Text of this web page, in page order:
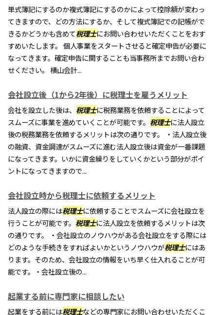
単式簿記にするのか複式簿記にするのかによって控除額が変わっ
てきますので、どの方法にするか、そして複式簿記での記帳がで
きるかどうかも含めて税理士にお問い合わせいただくことをおす
すめいたします。 個人事業をスタートさせると確定申告が必要に
なってきます。確定申告に関することも当事務所までお問い合わ
せください。 横山会計...
会社設立後（1から2年後）に税理士を雇うメリット
会社を設立した後は、 税理士に税務業務を依頼することによって
スムーズに事業を進めていくことが可能です。 税理士に法人設立
後の税務業務を依頼するメリットは次の通りです。 ・法人設立後
の融資、資金調達がスムーズに進む法人設立後は資金が一番課題
になってきます。いかに資金繰りをしていくかという部分がポイ
ントになってきますので...
会社設立時から税理士に依頼するメリット
法人設立の際には税理士に依頼することでスムーズに会社設立を
行うことが可能です。 税理士に法人設立を依頼するメリットは次
の通りです。 ・会社設立のノウハウがある会社設立をする際には
どのような手続きをすればよいかというノウハウが税理士にはあ
ります。そのため、会社設立の情報をいち早く仕入れることが可
能です。・会社設立後の...
起業する前に専門家に相談したい
起業をする前には税理士などの専門家にお問い合わせいただくこ